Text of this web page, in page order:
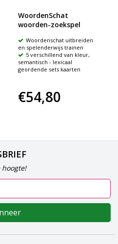
WoordenSchat
woorden-zoekspel
Woordenschat uitbreiden
en spelenderwijs trainen
5 verschillend van kleur,
semantisch - lexicaal
geordende sets kaarten
€54,80